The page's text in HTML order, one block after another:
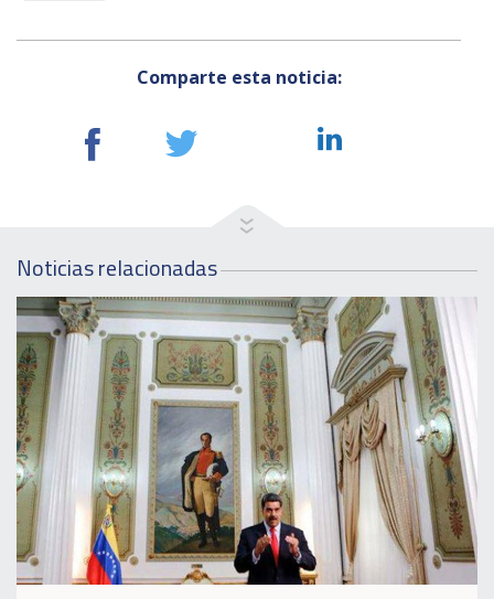
Comparte esta noticia:
Noticias relacionadas